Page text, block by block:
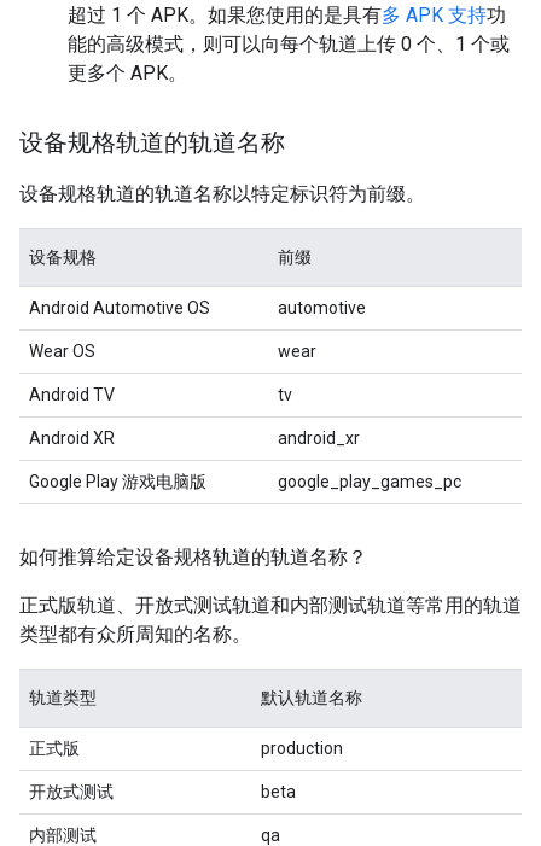
超过 1 个 APK。如果您使用的是具有多 APK 支持功
能的高级模式，则可以向每个轨道上传 0 个、1 个或
更多个 APK。
设备规格轨道的轨道名称
设备规格轨道的轨道名称以特定标识符为前缀。
设备规格 前缀
Android Automotive OS automotive
Wear OS wear
Android TV tv
Android XR android_xr
Google Play 游戏电脑版 google_play_games_pc
如何推算给定设备规格轨道的轨道名称？
正式版轨道、开放式测试轨道和内部测试轨道等常用的轨道
类型都有众所周知的名称。
轨道类型 默认轨道名称
正式版 production
开放式测试 beta
内部测试 qa